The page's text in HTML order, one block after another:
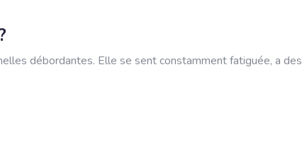
débordantes. Elle se sent constamment fatiguée, a des